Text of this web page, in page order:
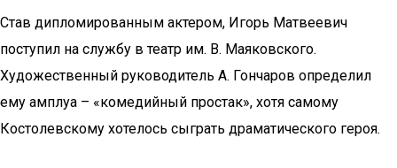
Став дипломированным актером, Игорь Матвеевич
поступил на службу в театр им. В. Маяковского.
Художественный руководитель А. Гончаров определил
ему амплуа – «комедийный простак», хотя самому
Костолевскому хотелось сыграть драматического героя.